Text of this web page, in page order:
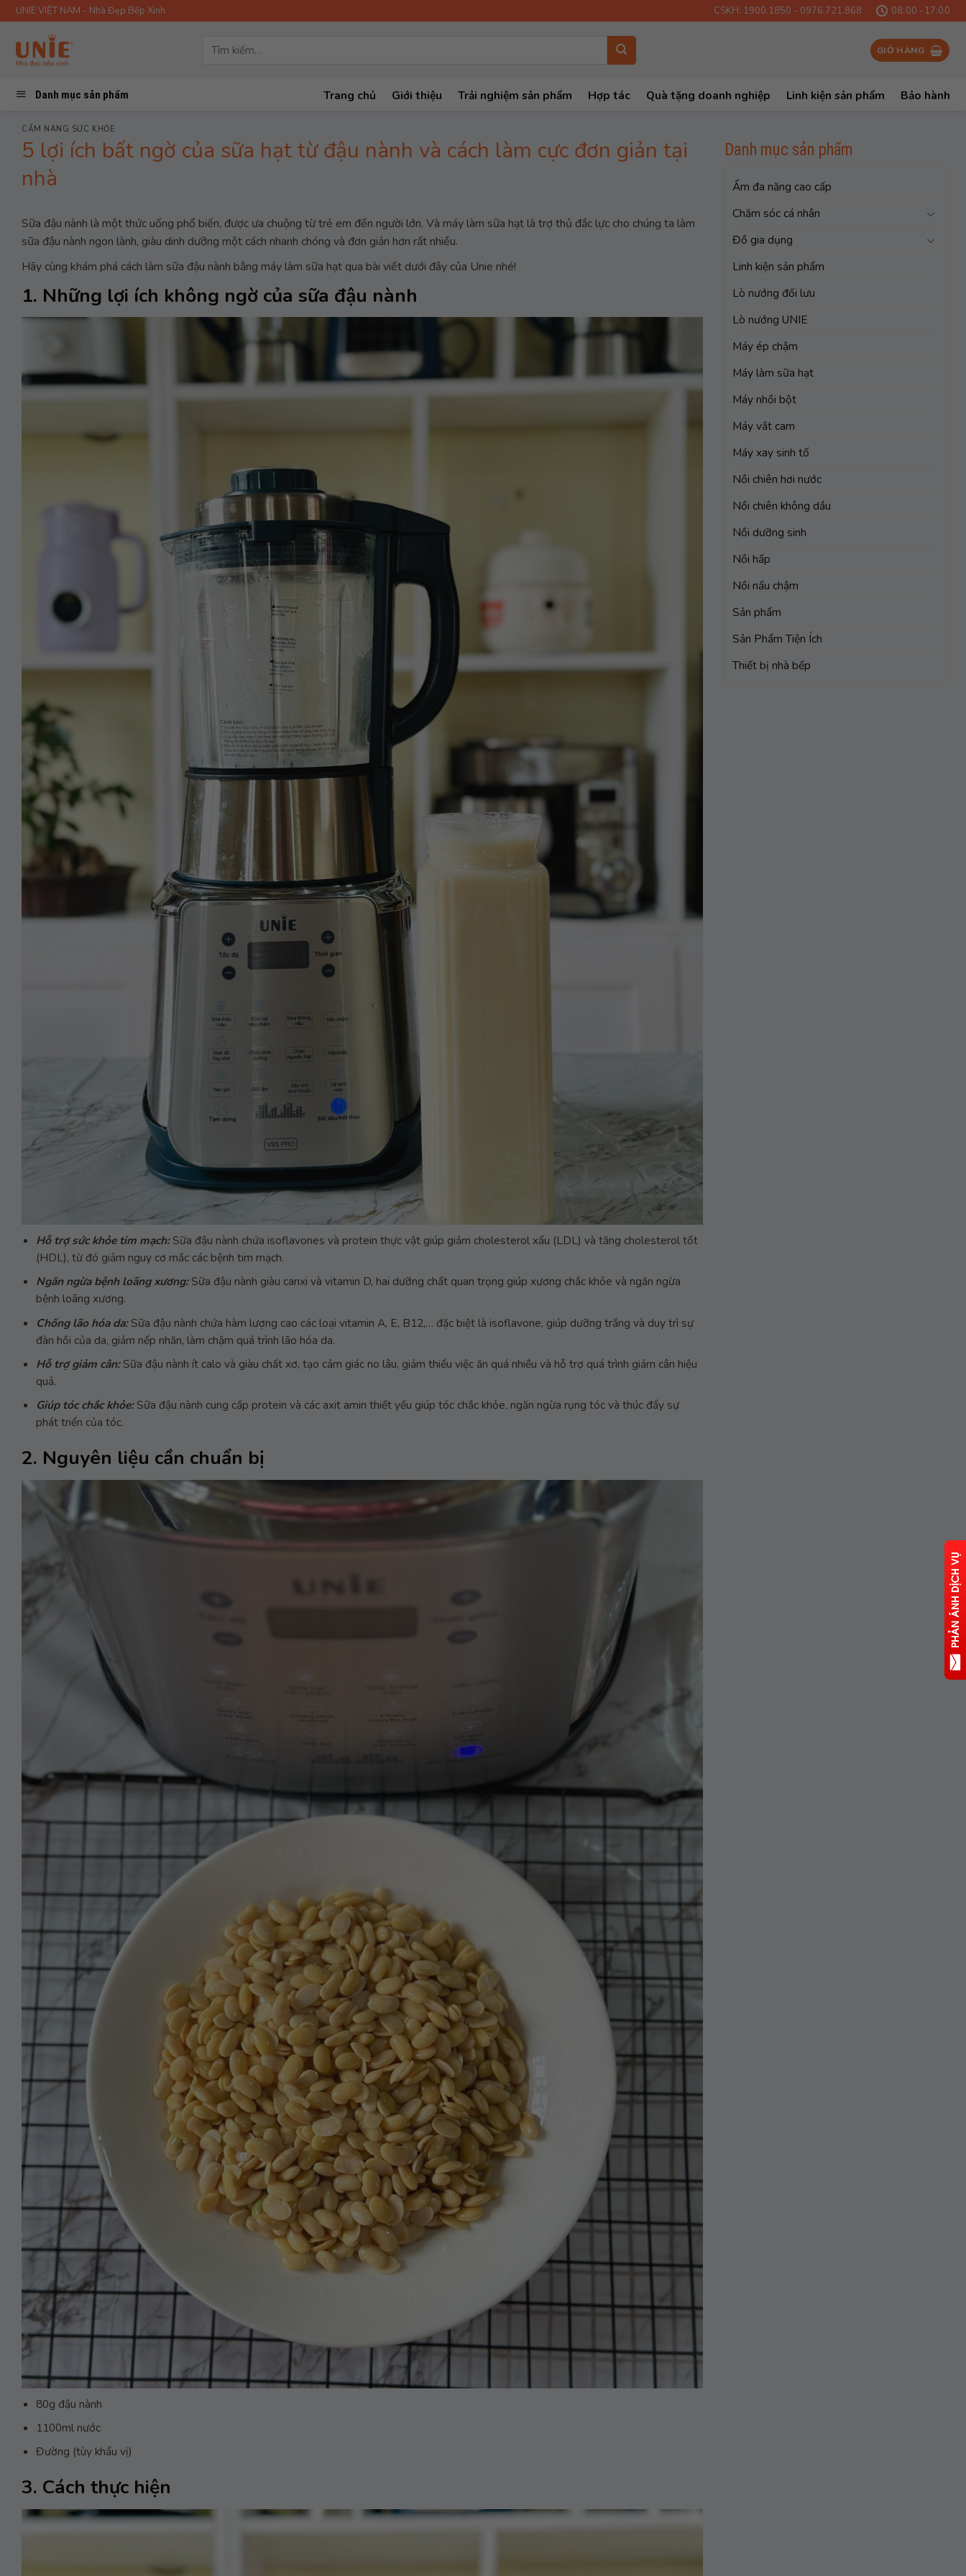
Skip
to
content
UNIE VIỆT NAM - Nhà Đẹp Bếp Xinh CSKH: 1900.1850 - 0976.721.868 08:00 -17:00
kiếm:
GIỎ HÀNG
Danh mục sản phẩm Trang chủ Giới thiệu Trải nghiệm sản phẩm Hợp tác Quà tặng doanh nghiệp Linh kiện sản phẩm Bảo hành
CẨM NANG SỨC KHỎE
5 lợi ích bất ngờ của sữa hạt từ đậu nành và cách làm cực đơn giản tại
nhà
Sữa đậu nành là một thức uống phổ biến, được ưa chuộng từ trẻ em đến người lớn. Và máy làm sữa hạt là trợ thủ đắc lực cho chúng ta làm
sữa đậu nành ngon lành, giàu dinh dưỡng một cách nhanh chóng và đơn giản hơn rất nhiều.
Hãy cùng khám phá cách làm sữa đậu nành bằng máy làm sữa hạt qua bài viết dưới đây của Unie nhé!
1. Những lợi ích không ngờ của sữa đậu nành
Hỗ trợ sức khỏe tim mạch:Sữa đậu nành chứa isoflavones và protein thực vật giúp giảm cholesterol xấu (LDL) và tăng cholesterol tốt
(HDL), từ đó giảm nguy cơ mắc các bệnh tim mạch.
Ngăn ngừa bệnh loãng xương:Sữa đậu nành giàu canxi và vitamin D, hai dưỡng chất quan trọng giúp xương chắc khỏe và ngăn ngừa
bệnh loãng xương.
Chống lão hóa da:Sữa đậu nành chứa hàm lượng cao các loại vitamin A, E, B12,… đặc biệt là isoflavone, giúp dưỡng trắng và duy trì sự
đàn hồi của da, giảm nếp nhăn, làm chậm quá trình lão hóa da.
Hỗ trợ giảm cân:Sữa đậu nành ít calo và giàu chất xơ, tạo cảm giác no lâu, giảm thiểu việc ăn quá nhiều và hỗ trợ quá trình giảm cân hiệu
quả.
Giúp tóc chắc khỏe:Sữa đậu nành cung cấp protein và các axit amin thiết yếu giúp tóc chắc khỏe, ngăn ngừa rụng tóc và thúc đẩy sự
phát triển của tóc.
2. Nguyên liệu cần chuẩn bị
80g đậu nành
1100ml nước
Đường (tùy khẩu vị)
3. Cách thực hiện
Danh mục sản phẩm
Ấm đa năng cao cấp
Chăm sóc cá nhân
Đồ gia dụng
Linh kiện sản phẩm
Lò nướng đối lưu
Lò nướng UNIE
Máy ép chậm
Máy làm sữa hạt
Máy nhồi bột
Máy vắt cam
Máy xay sinh tố
Nồi chiên hơi nước
Nồi chiên không dầu
Nồi dưỡng sinh
Nồi hấp
Nồi nấu chậm
Sản phẩm
Sản Phẩm Tiện Ích
Thiết bị nhà bếp